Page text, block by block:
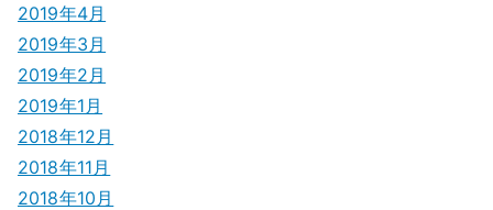
2019年4月
2019年3月
2019年2月
2019年1月
2018年12月
2018年11月
2018年10月